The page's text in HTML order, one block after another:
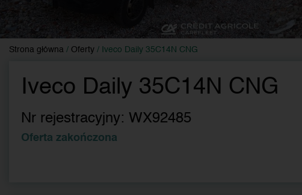
Strona główna / Oferty / Iveco Daily 35C14N CNG
Iveco Daily 35C14N CNG
Nr rejestracyjny: WX92485
Oferta zakończona